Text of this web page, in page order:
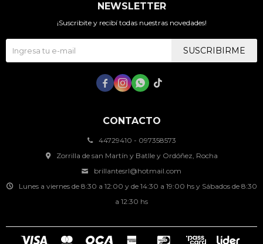
CONTACTO
44729410 - 097358573
Zorrilla de san Martín y Batlle y Ordóñez, Rocha
brillantesrl@hotmail.com
Lunes a viernes de 8:30 a 12:00 y de 14:30 a 19:00 hs y Sábados de 8:30
a 12:30 hs
NEWSLETTER
¡Suscribite y recibí todas nuestras novedades!
SUSCRIBIRME
   